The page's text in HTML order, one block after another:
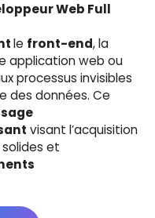
Web Full
le front-end, la
application web ou
processus invisibles
des données. Ce
visant l’acquisition
solides et